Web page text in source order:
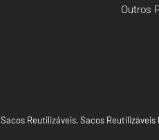
Outros
Sacos Reutilizáveis,Sacos Reutilizáveis